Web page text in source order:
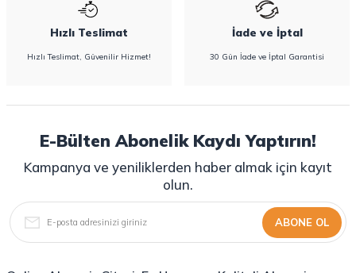
Hızlı Teslimat
Hızlı Teslimat, Güvenilir Hizmet!
İade ve İptal
30 Gün İade ve İptal Garantisi
E-Bülten Abonelik Kaydı Yaptırın!
Kampanya ve yeniliklerden haber almak için kayıt
olun.
ABONE OL